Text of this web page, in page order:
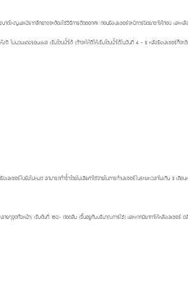
ดใหญ่และมีรากลึกอาจจะต้องใช้วิธีการตัดออกค่ะ ก่อนยิงเลเซอร์จะมีการปิดยาชาให้ก่อน แล
ม่บวมแดงรอบแผล เริ่มโดนน้ำได้ (ถ้าจะให้ดีให้เริ่มโดนน้ำได้ในวันที่ 4 - 5 หลังยิงเลเซอร์ก็จ
ร์ไปยังไม่หมด สามารถทำซ้ำโดยไม่เสียค่าใช้จ่ายในการทำเลเซอร์ในระยะเวลาไม่เกิน 3 เดือ
ยๆจุดทั่วหน้า) เริ่มต้นที่ 160.- ต่อตลับ (ขึ้นอยู่กับปริมาณการใช้) และหากมียาทาให้หลังเลเซอร์